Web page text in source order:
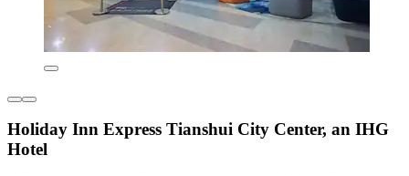
Holiday Inn Express Tianshui City Center, an IHG
Hotel